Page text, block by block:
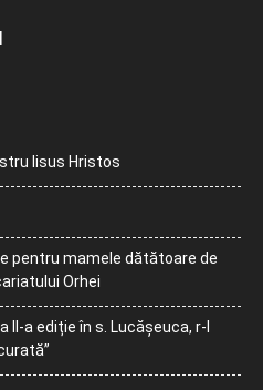
Iisus Hristos
pentru mamele dătătoare de
Orhei
II-a ediție în s. Lucășeuca, r-l